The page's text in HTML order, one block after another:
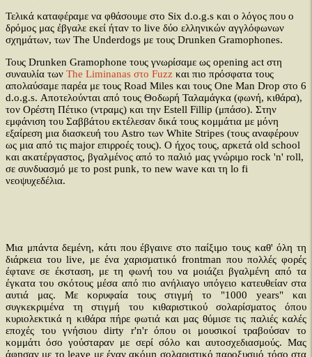
Τελικά καταφέραμε να φθάσουμε στο Six d.o.g.s και ο λόγος που ο
δρόμος μας έβγαλε εκεί ήταν το live δύο ελληνικών αγγλόφωνων
σχημάτων, των The Underdogs με τους Drunken Gramophones.
Τους Drunken Gramophone τους γνωρίσαμε ως opening act στη
συναυλία των The Liminanas στο Fuzz και πιο πρόσφατα τους
απολαύσαμε παρέα με τους Road Miles και τους One Man Drop στο 6
d.o.g.s. Αποτελούνται από τους Θοδωρή Ταλαμάγκα (φωνή, κιθάρα),
τον Ορέστη Πέτικο (ντραμς) και την Estell Fillip (μπάσο). Στην
εμφάνιση του Σαββάτου εκτέλεσαν δικά τους κομμάτια με μόνη
εξαίρεση μια διασκευή του Astro των White Stripes (τους αναφέρουν
ως μια από τις major επιρροές τους). Ο ήχος τους, αρκετά old school
και ακατέργαστος, βγαλμένος από το παλιό μας γνώριμο rock 'n' roll,
σε συνδυασμό με το post punk, το new wave και τη lo fi
νεοψυχεδέλια.
Μια μπάντα δεμένη, κάτι που έβγαινε στο παίξιμο τους καθ' όλη τη
διάρκεια του live, με ένα χαρισματικό frontman που πολλές φορές
έφτανε σε έκσταση, με τη φωνή του να μοιάζει βγαλμένη από τα
έγκατα του σκότους μέσα από πιο ανήλιαγο υπόγειο κατευθείαν στα
αυτιά μας. Με κορυφαία τους στιγμή το "1000 years" και
συγκεκριμένα τη στιγμή του κιθαριστικού σολαρίσματος όπου
κυριολεκτικά η κιθάρα πήρε φωτιά και μας θύμισε τις παλιές καλές
εποχές του γνήσιου dirty r'n'r όπου οι μουσικοί τραβούσαν το
κομμάτι όσο γούσταραν με σερί σόλο και αυτοσχεδιασμούς. Μας
άφησαν με το leave με έναν ακόμη σολαριστικό παροξυσμό τόσο στα